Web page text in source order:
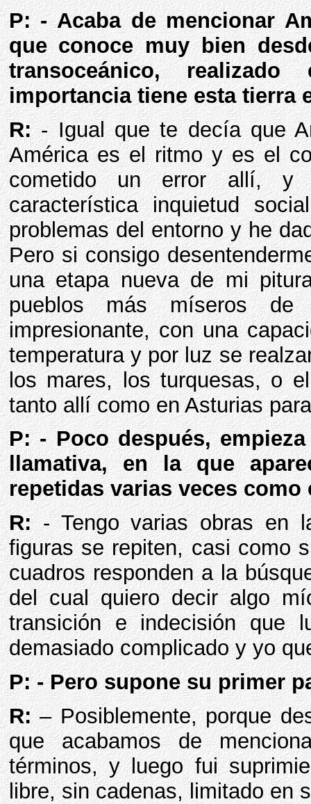
P: - Acaba de mencionar
que conoce muy bien
transoceánico,
importancia tiene esta tierra
R:- Igual que te decía que
América es el ritmo y es el
cometido un error allí,
característica inquietud
problemas del entorno y he
Pero si consigo
una etapa nueva de mi
pueblos más míseros de
impresionante, con una
temperatura y por luz se
los mares, los turquesas, o
tanto allí como en Asturias
P: - Poco después,
llamativa, en la que
repetidas varias veces como
R:- Tengo varias obras en
figuras se repiten, casi como
cuadros responden a la
del cual quiero decir algo
transición e indecisión que
demasiado complicado y yo
P: - Pero supone su primer
R:– Posiblemente, porque
que acabamos de
términos, y luego fui
libre, sin cadenas, limitado en